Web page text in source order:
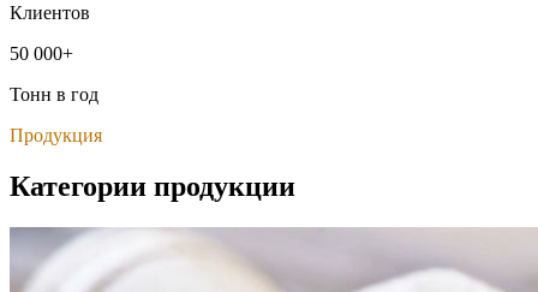
Клиентов
50 000+
Тонн в год
Продукция
Категории продукции